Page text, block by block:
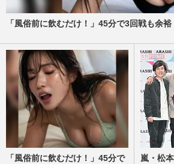
「風俗前に飲むだけ！」45分で3回戦も余
「風俗前に飲むだけ！」45分で
嵐・松